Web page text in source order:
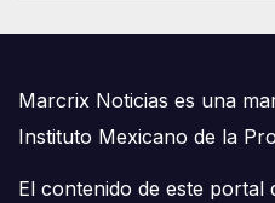
Marcrix Noticias es una
Instituto Mexicano de la
El contenido de este portal